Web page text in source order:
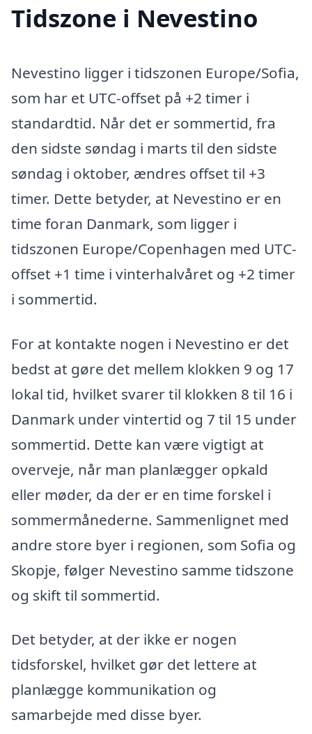
Tidszone i Nevestino
Nevestino ligger i tidszonen Europe/Sofia,
som har et UTC-offset på +2 timer i
standardtid. Når det er sommertid, fra
den sidste søndag i marts til den sidste
søndag i oktober, ændres offset til +3
timer. Dette betyder, at Nevestino er en
time foran Danmark, som ligger i
tidszonen Europe/Copenhagen med UTC-
offset +1 time i vinterhalvåret og +2 timer
i sommertid.
For at kontakte nogen i Nevestino er det
bedst at gøre det mellem klokken 9 og 17
lokal tid, hvilket svarer til klokken 8 til 16 i
Danmark under vintertid og 7 til 15 under
sommertid. Dette kan være vigtigt at
overveje, når man planlægger opkald
eller møder, da der er en time forskel i
sommermånederne. Sammenlignet med
andre store byer i regionen, som Sofia og
Skopje, følger Nevestino samme tidszone
og skift til sommertid.
Det betyder, at der ikke er nogen
tidsforskel, hvilket gør det lettere at
planlægge kommunikation og
samarbejde med disse byer.